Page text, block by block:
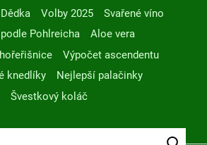
Volby 2025
Svařené víno
Pohlreicha
Aloe vera
Výpočet ascendentu
knedlíky
Nejlepší palačinky
Švestkový koláč